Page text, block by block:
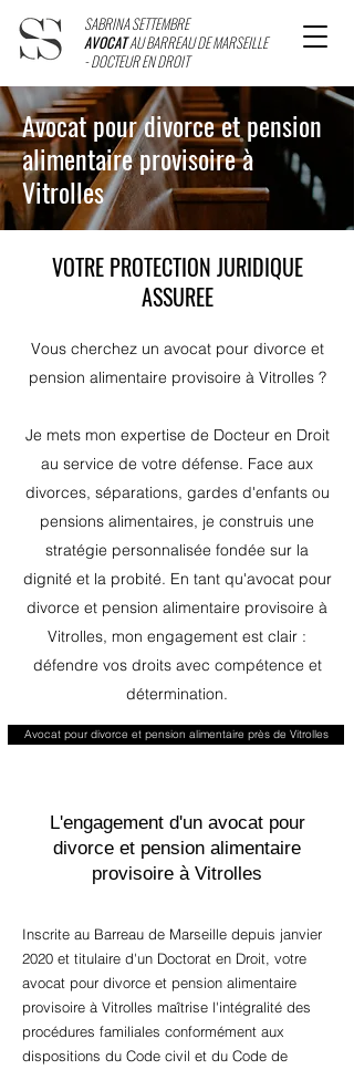
SABRINA SETTEMBRE
AVOCATAU BARREAU DE MARSEILLE
- DOCTEUR EN DROIT
Avocat pour divorce et pension
alimentaire provisoire à
Vitrolles
VOTRE PROTECTION JURIDIQUE
ASSUREE
Vous cherchez un avocat pour divorce et
pension alimentaire provisoire à Vitrolles ?
Je mets mon expertise de Docteur en Droit
au service de votre défense. Face aux
divorces, séparations, gardes d'enfants ou
pensions alimentaires, je construis une
stratégie personnalisée fondée sur la
dignité et la probité. En tant qu'avocat pour
divorce et pension alimentaire provisoire à
Vitrolles, mon engagement est clair :
défendre vos droits avec compétence et
détermination.
Avocat pour divorce et pension alimentaire près de Vitrolles
L'engagement d'un avocat pour
divorce et pension alimentaire
provisoire à Vitrolles
Inscrite au Barreau de Marseille depuis janvier
2020 et titulaire d'un Doctorat en Droit, votre
avocat pour divorce et pension alimentaire
provisoire à Vitrolles maîtrise l'intégralité des
procédures familiales conformément aux
dispositions du Code civil et du Code de